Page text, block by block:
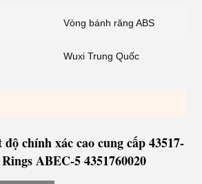
Vòng bánh răng ABS
Wuxi Trung Quốc
chính xác cao cung cấp 43517-
ABEC-5 4351760020